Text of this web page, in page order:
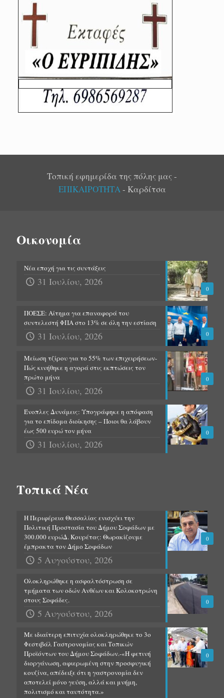
Τοπική εφημερίδα της πόλης μας -
ΕΠΙΚΑΙΡΟΤΗΤΑ- Καρδίτσα
Οικονομία
0
Νέα εποχή για τις συντάξεις
31 Ιουλίου, 2026
0
ΠΟΕΣΕ: Αίτημα για επαναφορά του
συντελεστή ΦΠΑ στο 13% σε όλη την εστίαση
31 Ιουλίου, 2026
0
Μείωση τζίρου για το 55% των επιχειρήσεων-
Πώς κινήθηκε η αγορά στις εκπτώσεις τον
πρώτο μήνα
31 Ιουλίου, 2026
0
Ένοπλες Δυνάμεις: Υπογράφηκε η απόφαση
για το επίδομα διοίκησης – Ποιοι θα λάβουν
έως 500 ευρώ τον μήνα
31 Ιουλίου, 2026
Τοπικά Νέα
0
Η Περιφέρεια Θεσσαλίας ενισχύει την
Πολιτική Προστασία του Δήμου Σοφάδων με
300.000 ευρώΔ. Κουρέτας: Θωρακίζουμε
έμπρακτα τον Δήμο Σοφάδων
5 Αυγούστου, 2026
0
Ολοκληρώθηκε η ασφαλτόστρωση σε
τμήματα των οδών Ανθέων και Κολοκοτρώνη
στους Σοφάδες.
5 Αυγούστου, 2026
0
Με ιδιαίτερη επιτυχία ολοκληρώθηκε το 3ο
Φεστιβάλ Γαστρονομίας και Τοπικών
Προϊόντων του Δήμου Σοφάδων.-«Η φετινή
διοργάνωση, αφιερωμένη στην προσφυγική
κουζίνα, απέδειξε ότι η γαστρονομία δεν
αποτελεί μόνο γεύση, αλλά και μνήμη,
πολιτισμό και ταυτότητα.»